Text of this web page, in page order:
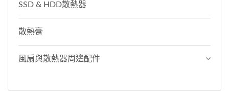
SSD & HDD散熱器
散熱膏
風扇與散熱器周邊配件